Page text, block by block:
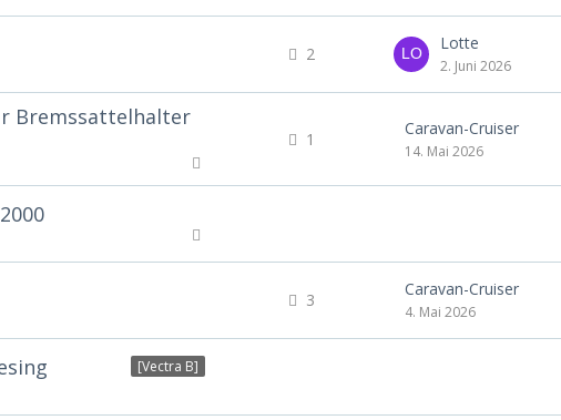
2
Lotte
2. Juni 2026
Bremssattelhalter
1
Caravan-Cruiser
14. Mai 2026
3
Caravan-Cruiser
4. Mai 2026
[Vectra B]